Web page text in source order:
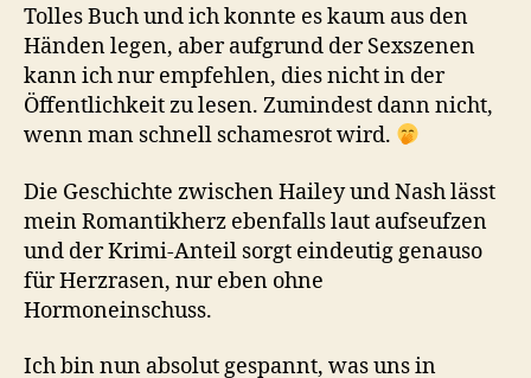
Tolles Buch und ich konnte es kaum aus den
Händen legen, aber aufgrund der Sexszenen
kann ich nur empfehlen, dies nicht in der
Öffentlichkeit zu lesen. Zumindest dann nicht,
wenn man schnell schamesrot wird.
Die Geschichte zwischen Hailey und Nash lässt
mein Romantikherz ebenfalls laut aufseufzen
und der Krimi-Anteil sorgt eindeutig genauso
für Herzrasen, nur eben ohne
Hormoneinschuss.
Ich bin nun absolut gespannt, was uns in